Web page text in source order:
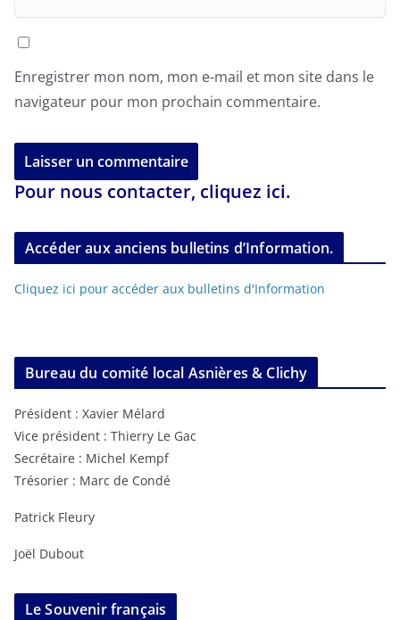
Enregistrer mon nom, mon e-mail et mon site dans le
navigateur pour mon prochain commentaire.
Pour nous contacter, cliquez ici.
Accéder aux anciens bulletins d’Information.
Cliquez ici pour accéder aux bulletins d'Information
Bureau du comité local Asnières & Clichy
Président : Xavier Mélard
Vice président : Thierry Le Gac
Secrétaire : Michel Kempf
Trésorier : Marc de Condé
Patrick Fleury
Joël Dubout
Le Souvenir français